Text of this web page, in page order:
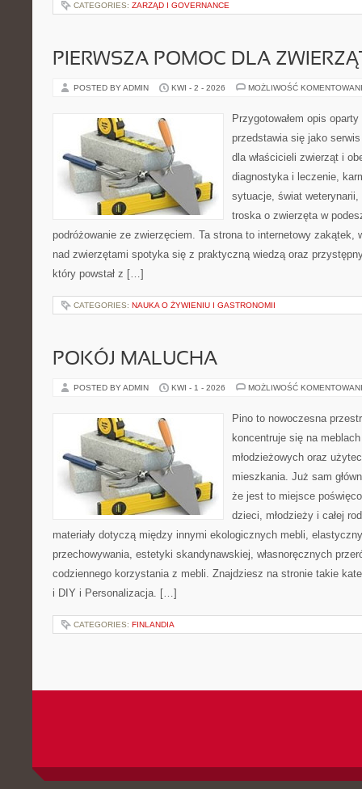
CATEGORIES: ZARZĄD I GOVERNANCE
PIERWSZA POMOC DLA
POSTED BY ADMIN KWI - 2 - 2026 MOŻLIWOŚĆ
Przygotowałem opis
przedstawia się jako
dla właścicieli zwierząt i
diagnostyka i leczenie,
sytuacje, świat
troska o zwierzęta w
podróżowanie ze zwierzęciem. Ta strona to internetowy zakątek,
nad zwierzętami spotyka się z praktyczną wiedzą oraz
który powstał z […]
CATEGORIES: NAUKA O ŻYWIENIU I GASTRONOMII
POKÓJ MALUCHA
POSTED BY ADMIN KWI - 1 - 2026 MOŻLIWOŚĆ
Pino to nowoczesna
koncentruje się na
młodzieżowych oraz
mieszkania. Już sam
że jest to miejsce
dzieci, młodzieży i całej
materiały dotyczą między innymi ekologicznych mebli,
przechowywania, estetyki skandynawskiej, własnoręcznych
codziennego korzystania z mebli. Znajdziesz na stronie takie
i DIY i Personalizacja. […]
CATEGORIES: FINLANDIA